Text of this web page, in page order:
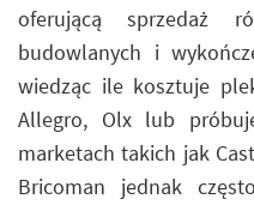
oferującą sprzedaż
budowlanych i
wiedząc ile kosztuje
Allegro, Olx lub
marketach takich jak
Bricoman jednak